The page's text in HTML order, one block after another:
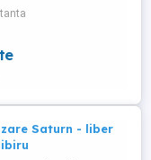
Portul Turistic și de
de cazare 3-5
apartamentului este
se afla situat în
de microbuz către
Saturn - liber